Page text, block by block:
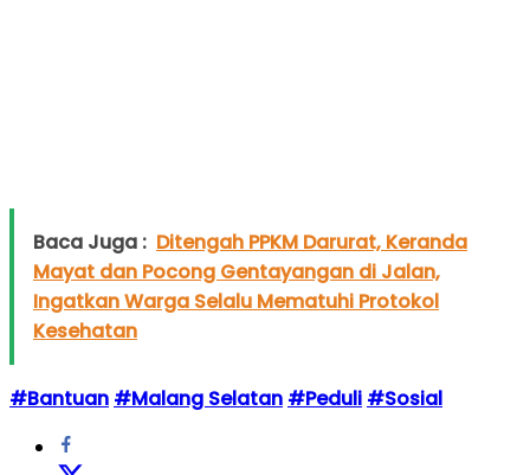
Baca Juga : Ditengah PPKM Darurat, Keranda
Mayat dan Pocong Gentayangan di Jalan,
Ingatkan Warga Selalu Mematuhi Protokol
Kesehatan
#Bantuan #Malang Selatan #Peduli #Sosial